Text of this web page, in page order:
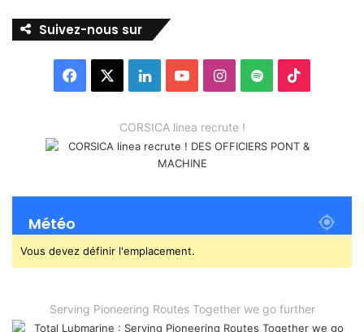
Suivez-nous sur
Facebook LinkedinYouTubeInstagram
Spotify
CORSICA linea recrute !
Météo
Vous devez définir l'emplacement.
Serving Pioneering Routes Together we go further